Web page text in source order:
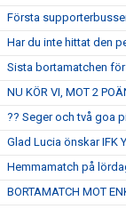
Första
Har du inte hittat den
Sista bortamatchen
NU KÖR VI, MOT 2
?? Seger och två goa
Glad Lucia önskar IFK
Hemmamatch på
BORTAMATCH MOT